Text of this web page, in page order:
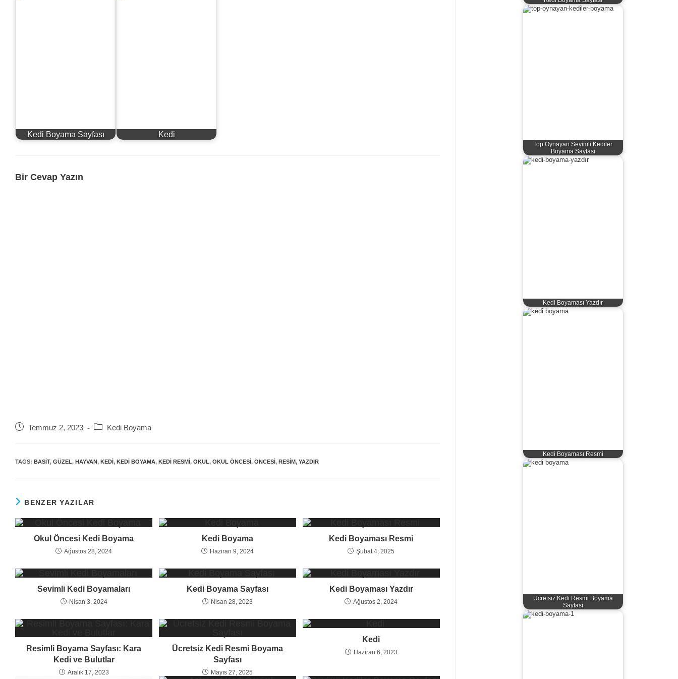
Kedi Boyama Sayfası Kedi
Bir Cevap Yazın
PostTemmuz 2, 2023
Post Kedi Boyama
TAGS: BASIT, GÜZEL, HAYVAN, KEDI, KEDI BOYAMA, KEDI RESMI, OKUL, OKUL ÖNCESI, ÖNCESI, RESIM, YAZDIR
BENZER YAZILAR
Okul Öncesi Kedi Boyama
Ağustos 28, 2024
Kedi Boyama
Haziran 9, 2024
Kedi Boyaması Resmi
Şubat 4, 2025
Sevimli Kedi Boyamaları
Nisan 3, 2024
Kedi Boyama Sayfası
Nisan 28, 2023
Kedi Boyaması Yazdır
Ağustos 2, 2024
Resimli Boyama Sayfası: Kara
Kedi ve Bulutlar
Aralık 17, 2023
Ücretsiz Kedi Resmi Boyama
Sayfası
Mayıs 27, 2025
Kedi
Haziran 6, 2023
Top Oynayan Sevimli Kediler
Boyama Sayfası
Kedi Boyaması Yazdır
Kedi Boyaması Resmi
Ücretsiz Kedi Resmi Boyama
Sayfası